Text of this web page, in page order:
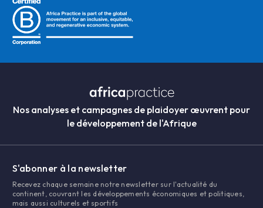
Nos analyses et campagnes de plaidoyer œuvrent pour
le développement de l'Afrique
S'abonner à la newsletter
Recevez chaque semaine notre newsletter sur l'actualité du
continent, couvrant les développements économiques et politiques,
mais aussi culturels et sportifs